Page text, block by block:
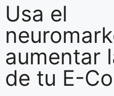
Usa el
aumentar
de tu E-